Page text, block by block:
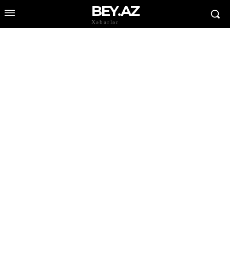
BEY.AZ
Xəbərlər